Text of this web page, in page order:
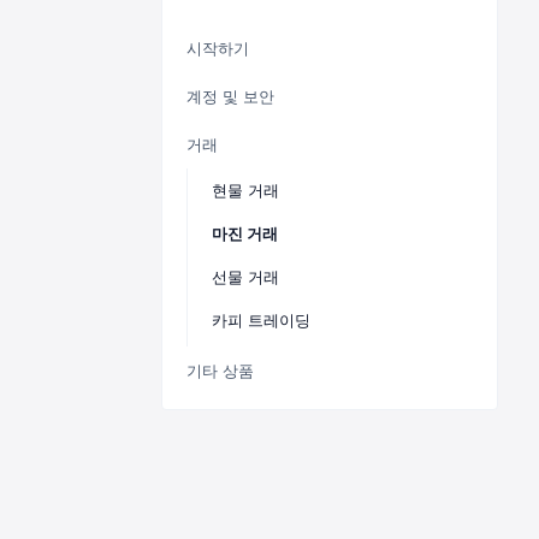
시작하기
계정 및 보안
거래
현물 거래
마진 거래
선물 거래
카피 트레이딩
기타 상품